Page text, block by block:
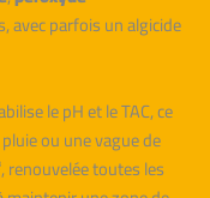
avec parfois un algicide
le pH et le TAC, ce
ou une vague de
renouvelée toutes les